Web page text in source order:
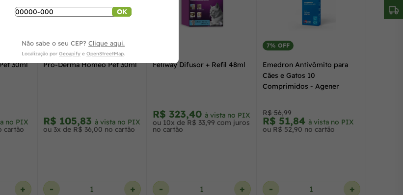
30ml
no PIX
cartão
+
Pró-Derma Homeo Pet 30ml
R$ 105,83 à vista no PIX
ou 3x de R$ 36,00 no cartão
- +
Feliway Difusor + Refil 48ml
R$ 323,40 à vista no PIX
ou 10x de R$ 33,99 com juros
no cartão
- +
7% OFF
Emedron Antivômito para
Cães e Gatos 10
Comprimidos - Agener
R$ 56,99
R$ 51,84 à vista no PIX
ou R$ 52,90 no cartão
- +
OK
Não sabe o seu CEP? Clique aqui.
Localização por Geoapify e OpenStreetMap.